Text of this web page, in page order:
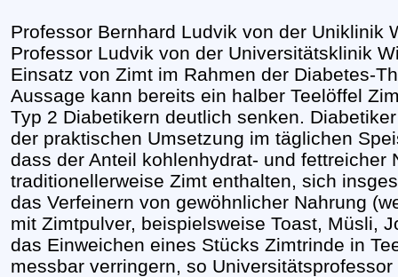
Professor Bernhard Ludvik von der Uniklinik
Professor Ludvik von der Universitätsklinik
Einsatz von Zimt im Rahmen der Diabetes-
Aussage kann bereits ein halber Teelöffel
Typ 2 Diabetikern deutlich senken.
der praktischen Umsetzung im täglichen
dass der Anteil kohlenhydrat- und fettreicher
traditionellerweise Zimt enthalten, sich
das Verfeinern von gewöhnlicher Nahrung
mit Zimtpulver, beispielsweise Toast, Müsli,
das Einweichen eines Stücks Zimtrinde in
messbar verringern, so